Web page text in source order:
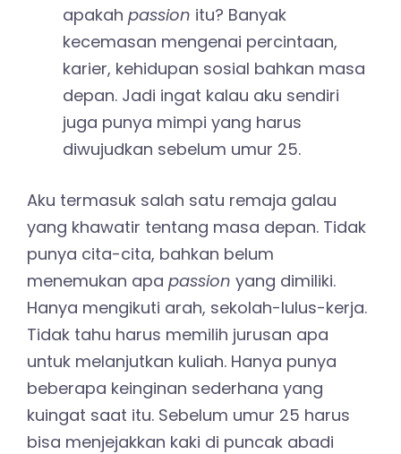
apakah passion itu? Banyak
kecemasan mengenai percintaan,
karier, kehidupan sosial bahkan masa
depan. Jadi ingat kalau aku sendiri
juga punya mimpi yang harus
diwujudkan sebelum umur 25.
Aku termasuk salah satu remaja galau
yang khawatir tentang masa depan. Tidak
punya cita-cita, bahkan belum
menemukan apa passion yang dimiliki.
Hanya mengikuti arah, sekolah-lulus-kerja.
Tidak tahu harus memilih jurusan apa
untuk melanjutkan kuliah. Hanya punya
beberapa keinginan sederhana yang
kuingat saat itu. Sebelum umur 25 harus
bisa menjejakkan kaki di puncak abadi